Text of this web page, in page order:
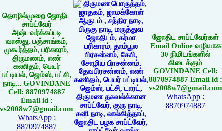
தொழில்முறை ஜோதிட
சாப்ட்வேர்
அஷ்டவர்க்கப்படி
வாஸ்து, பஞ்சாங்கம்,
முகூர்த்தம், பரிகாரம்,
திருமணம், எண்
கணிதம், பெயர்
பட்டியல், ஜெம்ஸ், பட்சி,
நாடி... GOVINDANE
Cell: 8870974887
Email id :
vs2008w7@gmail.com
WhatsApp :
8870974887
ஜோதிட சாப்ட்வேர்கள்
Email Online வழியாக
30 நிமிடங்களில்
கிடைக்கும்
GOVINDANE Cell:
8870974887 Email id :
vs2008w7@gmail.com
WhatsApp :
8870974887